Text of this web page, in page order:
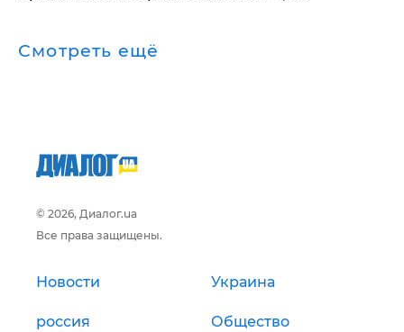
Смотреть ещё
© 2026, Диалог.ua
Все права защищены.
Новости Украина
россия Общество